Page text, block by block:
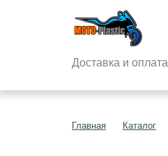
Доставка и оплата
Главная Каталог